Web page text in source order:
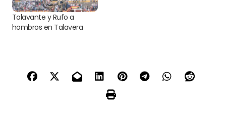
Talavante y Rufo a
hombros en Talavera